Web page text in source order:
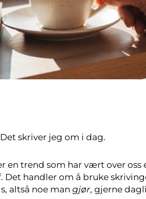
skriver jeg om i dag.
en trend som har vært over oss
handler om å bruke
altså noe man gjør, gjerne